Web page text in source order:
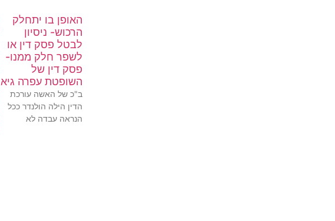
האופן בו יתחלק
הרכוש- ניסיון
לבטל פסק דין או
לשפר חלק ממנו-
פסק דין של
השופטת עפרה גיא
ב"כ של האשה עורכת
הדין הילה הולנדר ככל
הנראה עבדה לא